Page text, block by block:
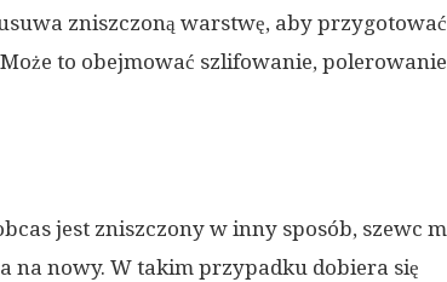
zniszczoną warstwę, aby przygotować
to obejmować szlifowanie,
jest zniszczony w inny sposób, szewc
na nowy. W takim przypadku dobiera się